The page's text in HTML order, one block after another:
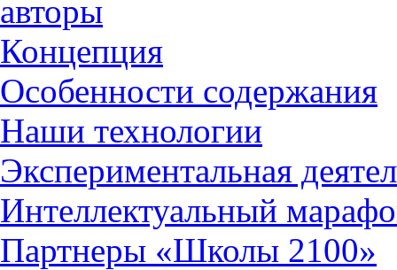
авторы
Концепция
Особенности содержания
Наши технологии
Экспериментальная
Интеллектуальный
Партнеры «Школы 2100»